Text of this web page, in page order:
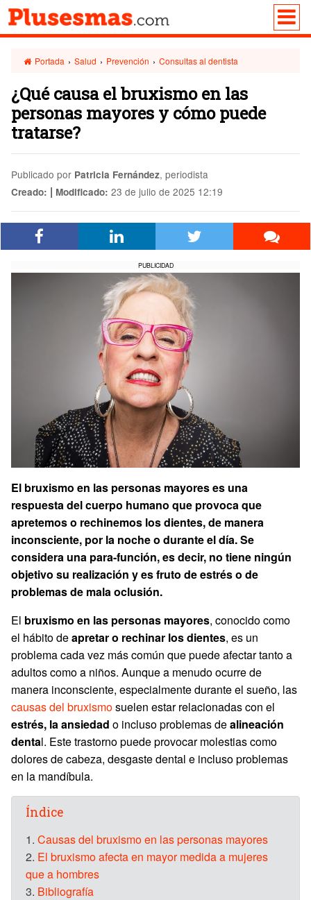
Portada › Salud › Prevención › Consultas al dentista
¿Qué causa el bruxismo en las
personas mayores y cómo puede
tratarse?
Publicado por Patricia Fernández, periodista
Creado: | Modificado: 23 de julio de 2025 12:19
PUBLICIDAD
El bruxismo en las personas mayores es una
respuesta del cuerpo humano que provoca que
apretemos o rechinemos los dientes, de manera
inconsciente, por la noche o durante el día. Se
considera una para-función, es decir, no tiene ningún
objetivo su realización y es fruto de estrés o de
problemas de mala oclusión.
El bruxismo en las personas mayores, conocido como
el hábito deapretar o rechinar los dientes, es un
problema cada vez más común que puede afectar tanto a
adultos como a niños. Aunque a menudo ocurre de
manera inconsciente, especialmente durante el sueño, las
causas del bruxismosuelen estar relacionadas con el
estrés, la ansiedad o incluso problemas dealineación
dental. Este trastorno puede provocar molestias como
dolores de cabeza, desgaste dental e incluso problemas
en la mandíbula.
Índice
1. Causas del bruxismo en las personas mayores
2. El bruxismo afecta en mayor medida a mujeres
que a hombres
3. Bibliografía